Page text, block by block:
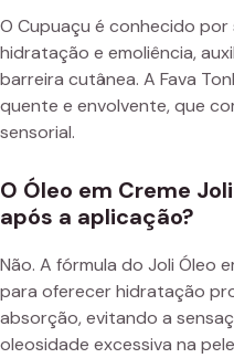
O Cupuaçu é conhecido
hidratação e emoliência,
barreira cutânea. A Fava
quente e envolvente, que
sensorial.
O Óleo em Creme
após a aplicação?
Não. A fórmula do Joli Óleo
para oferecer hidratação
absorção, evitando a
oleosidade excessiva na